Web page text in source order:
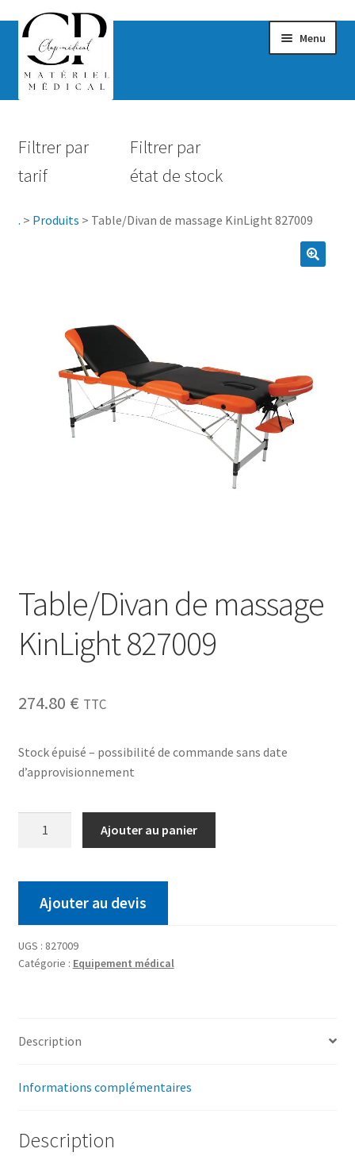
Menu
Hygiène
Vêtements & Chaussures
Sécurité
Filtrer par
tarif
Filtrer par
état de stock
. > Produits > Table/Divan de massage KinLight 827009
Table/Divan de massage
KinLight 827009
274.80 € TTC
Stock épuisé – possibilité de commande sans date
d’approvisionnement
Ajouter au panier
Ajouter au devis
UGS : 827009
Catégorie : Equipement médical
Description
Informations complémentaires
Description